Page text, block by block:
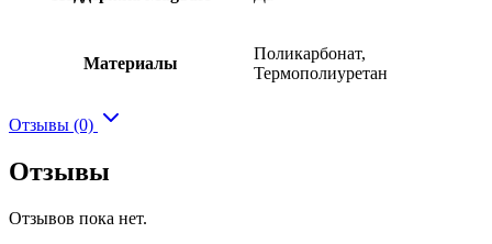
Материалы
Поликарбонат,
Термополиуретан
Отзывы (0)
Отзывы
Отзывов пока нет.